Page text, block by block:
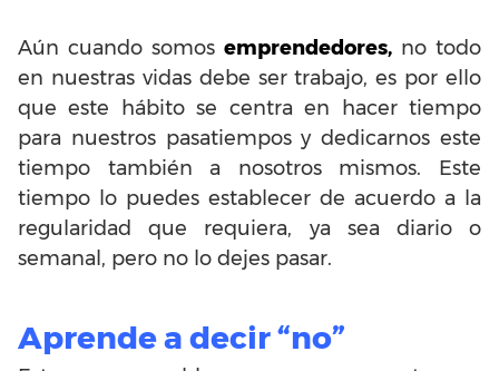
Aún cuando somos emprendedores, no todo
en nuestras vidas debe ser trabajo, es por ello
que este hábito se centra en hacer tiempo
para nuestros pasatiempos y dedicarnos este
tiempo también a nosotros mismos. Este
tiempo lo puedes establecer de acuerdo a la
regularidad que requiera, ya sea diario o
semanal, pero no lo dejes pasar.
Aprende a decir “no”